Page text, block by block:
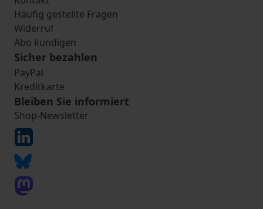
Häufig gestellte Fragen
Widerruf
Abo kündigen
Sicher bezahlen
PayPal
Kreditkarte
Bleiben Sie informiert
Shop-Newsletter